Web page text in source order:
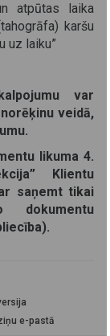
atpūtas laika
karšu
uz laiku”
var
veidā,
likuma 4.
Klientu
saņemt tikai
dokumentu
e-pastā